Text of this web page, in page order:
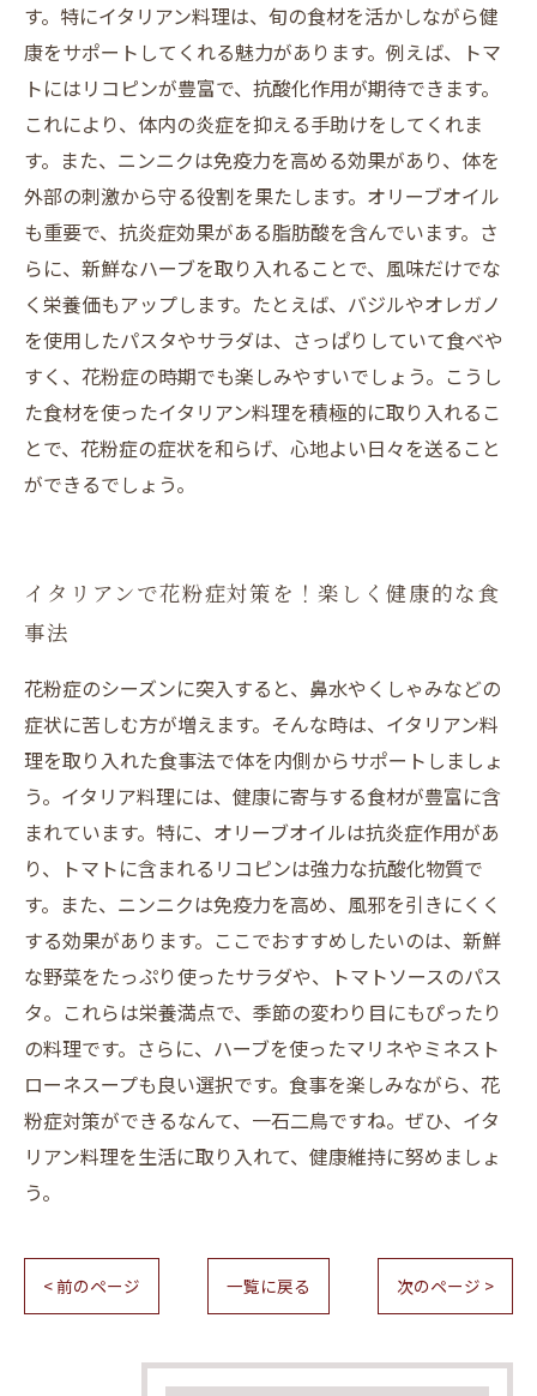
す。特にイタリアン料理は、旬の食材を活かしながら健
康をサポートしてくれる魅力があります。例えば、トマ
トにはリコピンが豊富で、抗酸化作用が期待できます。
これにより、体内の炎症を抑える手助けをしてくれま
す。また、ニンニクは免疫力を高める効果があり、体を
外部の刺激から守る役割を果たします。オリーブオイル
も重要で、抗炎症効果がある脂肪酸を含んでいます。さ
らに、新鮮なハーブを取り入れることで、風味だけでな
く栄養価もアップします。たとえば、バジルやオレガノ
を使用したパスタやサラダは、さっぱりしていて食べや
すく、花粉症の時期でも楽しみやすいでしょう。こうし
た食材を使ったイタリアン料理を積極的に取り入れるこ
とで、花粉症の症状を和らげ、心地よい日々を送ること
ができるでしょう。
イタリアンで花粉症対策を！楽しく健康的な食
事法
花粉症のシーズンに突入すると、鼻水やくしゃみなどの
症状に苦しむ方が増えます。そんな時は、イタリアン料
理を取り入れた食事法で体を内側からサポートしましょ
う。イタリア料理には、健康に寄与する食材が豊富に含
まれています。特に、オリーブオイルは抗炎症作用があ
り、トマトに含まれるリコピンは強力な抗酸化物質で
す。また、ニンニクは免疫力を高め、風邪を引きにくく
する効果があります。ここでおすすめしたいのは、新鮮
な野菜をたっぷり使ったサラダや、トマトソースのパス
タ。これらは栄養満点で、季節の変わり目にもぴったり
の料理です。さらに、ハーブを使ったマリネやミネスト
ローネスープも良い選択です。食事を楽しみながら、花
粉症対策ができるなんて、一石二鳥ですね。ぜひ、イタ
リアン料理を生活に取り入れて、健康維持に努めましょ
う。
< 前のページ 一覧に戻る 次のページ >